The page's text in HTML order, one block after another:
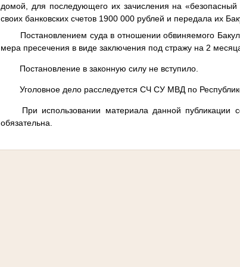
домой, для последующего их зачисления на
своих банковских счетов 1900 000 рублей и передала их
Постановлением суда в отношении обвиняемого
мера пресечения в виде заключения под стражу на 2
Постановление в законную силу не вступило.
Уголовное дело расследуется СЧ СУ МВД по
При использовании материала данной публикации
обязательна.